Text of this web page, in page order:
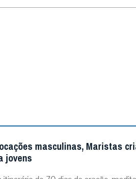
masculinas, Maristas
jovens